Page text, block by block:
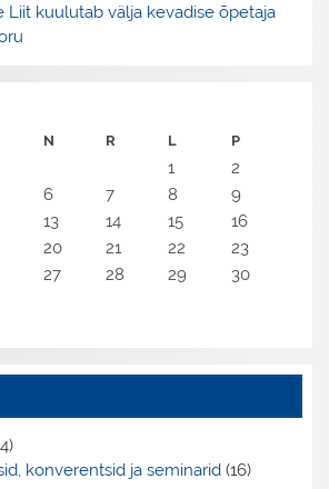
Liit kuulutab välja kevadise õpetaja
N R L P
1
2
6 7 8
9
13 14 15
16
20 21 22
23
27 28 29
30
konverentsid ja seminarid(16)